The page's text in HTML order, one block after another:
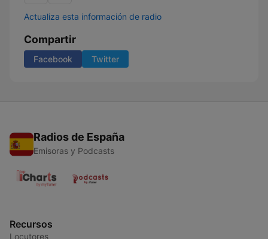
Actualiza esta información de radio
Compartir
Facebook Twitter
Radios de España
Emisoras y Podcasts
Recursos
Locutores